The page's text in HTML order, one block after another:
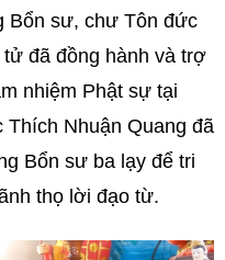
Bổn sư, chư Tôn đức
đã đồng hành và trợ
nhiệm Phật sự tại
Nhuận Quang đã
Bổn sư ba lạy để tri
thọ lời đạo từ.